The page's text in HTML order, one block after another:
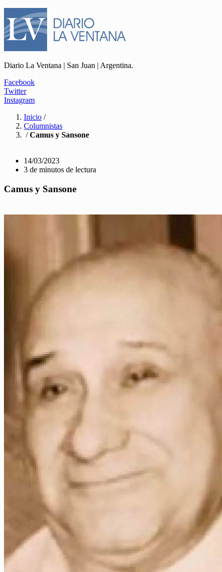
Diario La Ventana | San Juan | Argentina.
Facebook
Twitter
Instagram
Inicio /
Columnistas
/Camus y Sansone
14/03/2023
3 de minutos de lectura
Camus y Sansone